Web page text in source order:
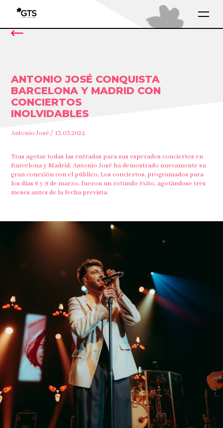
ANTONIO JOSÉ CONQUISTA
BARCELONA Y MADRID CON
CONCIERTOS
INOLVIDABLES
Antonio José / 13.03.2024
Tras agotar todas las entradas para sus esperados conciertos en
Barcelona y Madrid, Antonio José ha demostrado nuevamente su
gran conexión con el público. Los conciertos, programados para
los días 6 y 9 de marzo, fueron un rotundo éxito, agotándose tres
meses antes de la fecha prevista.